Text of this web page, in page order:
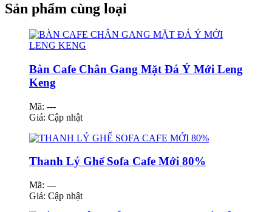
Sản phẩm cùng loại
Bàn Cafe Chân Gang Mặt Đá Ý Mới Leng
Keng
Mã: ---
Giá: Cập nhật
Thanh Lý Ghế Sofa Cafe Mới 80%
Mã: ---
Giá: Cập nhật